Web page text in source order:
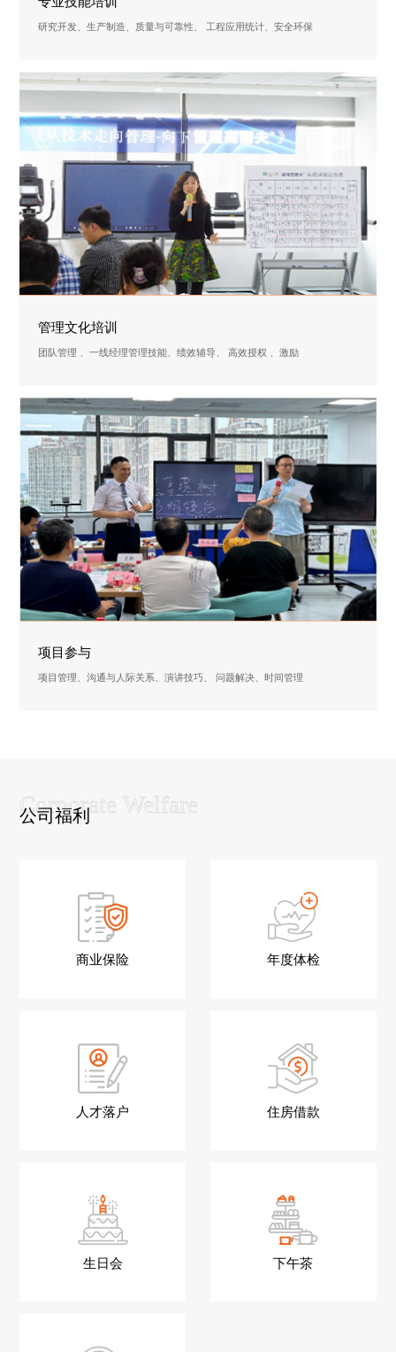
研究开发、生产制造、质量与可靠性、 工程应用统计、安全环保
管理文化培训
团队管理 、一线经理管理技能、绩效辅导、 高效授权 、激励
项目参与
项目管理、沟通与人际关系、演讲技巧、 问题解决、时间管理
公司福利
商业保险 年度体检
人才落户 住房借款
生日会 下午茶